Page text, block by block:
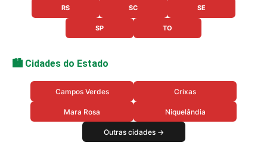
RS SC SE
SP TO
🏙️ Cidades do Estado
Campos Verdes Crixas
Mara Rosa Niquelândia
Outras cidades →